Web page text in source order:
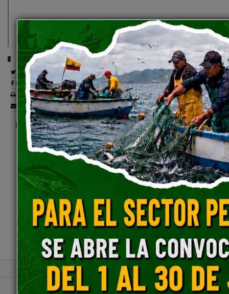
Comparte esta publicación:
Tweet
Compartir
Imprimir
Mail
Entérate
Contacto Ciudadano Digital
Portal Trámites Ciudadanos